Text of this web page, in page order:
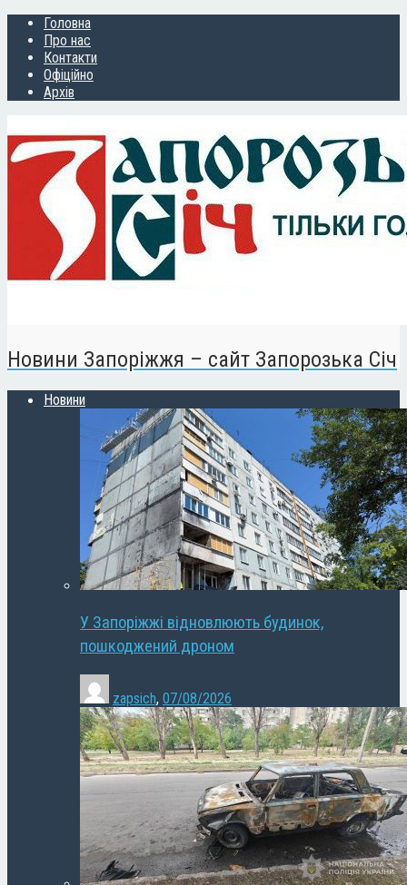
Головна
Про нас
Контакти
Офіційно
Архів
Новини Запоріжжя – сайт Запорозька Січ
Новини
У Запоріжжі відновлюють будинок,
пошкоджений дроном
zapsich, 07/08/2026